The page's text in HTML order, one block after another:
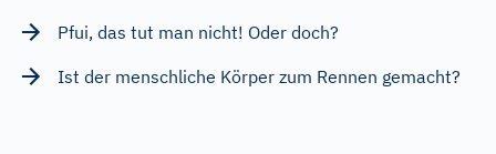
Pfui, das tut man nicht! Oder doch?
Ist der menschliche Körper zum Rennen gemacht?